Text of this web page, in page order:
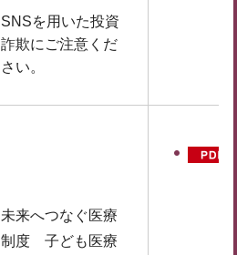
SNSを用いた投資
詐欺にご注意くだ
さい。
未来へつなぐ医療
制度 子ども医療